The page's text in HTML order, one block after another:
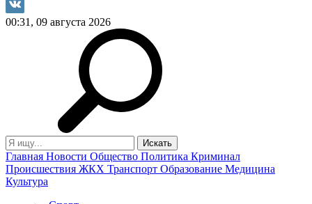
00:31, 09 августа 2026
Главная Новости Общество Политика Криминал
Происшествия ЖКХ Транспорт Образование Медицина
Культура